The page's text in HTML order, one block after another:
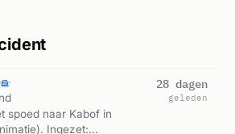
spoed naar Kabof in
Ingezet:
28 dagen
geleden